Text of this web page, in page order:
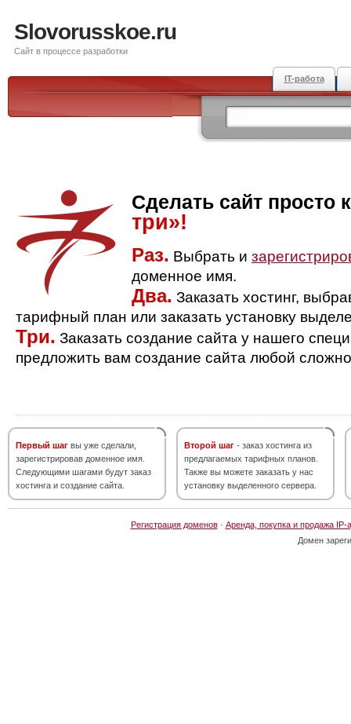
Slovorusskoe.ru
Сайт в процессе разработки
IT-работа
Сделать сайт просто
три»!
Раз. Выбрать и
доменное имя.
Два. Заказать хостинг,
тарифный план или заказать установку
Три. Заказать создание сайта у нашего
предложить вам создание сайта любой
Первый шаг вы уже сделали,
зарегистрировав доменное имя.
Следующими шагами будут заказ
хостинга и создание сайта.
Второй шаг - заказ хостинга из
предлагаемых тарифных планов.
Также вы можете заказать у нас
установку выделенного сервера.
Регистрация доменов· Аренда, покупка и продажа IP-
Домен